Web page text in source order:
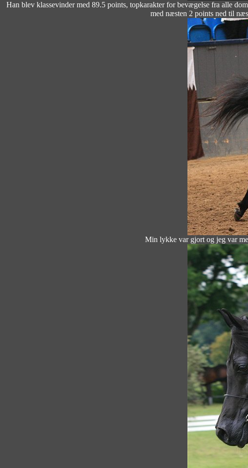
Han blev klassevinder med 89.5 points, topkarakter for bevægelse fra alle
med næsten 2 points ned til
Min lykke var gjort og jeg var